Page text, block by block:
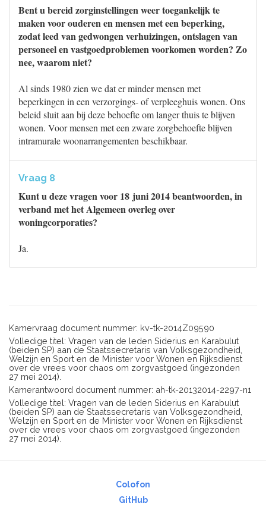
Bent u bereid zorginstellingen weer toegankelijk te
maken voor ouderen en mensen met een beperking,
zodat leed van gedwongen verhuizingen, ontslagen van
personeel en vastgoedproblemen voorkomen worden? Zo
nee, waarom niet?
Al sinds 1980 zien we dat er minder mensen met
beperkingen in een verzorgings- of verpleeghuis wonen. Ons
beleid sluit aan bij deze behoefte om langer thuis te blijven
wonen. Voor mensen met een zware zorgbehoefte blijven
intramurale woonarrangementen beschikbaar.
Vraag 8
Kunt u deze vragen voor 18 juni 2014 beantwoorden, in
verband met het Algemeen overleg over
woningcorporaties?
Ja.
Kamervraag document nummer: kv-tk-2014Z09590
Volledige titel: Vragen van de leden Siderius en Karabulut
(beiden SP) aan de Staatssecretaris van Volksgezondheid,
Welzijn en Sport en de Minister voor Wonen en Rijksdienst
over de vrees voor chaos om zorgvastgoed (ingezonden
27 mei 2014).
Kamerantwoord document nummer: ah-tk-20132014-2297-n1
Volledige titel: Vragen van de leden Siderius en Karabulut
(beiden SP) aan de Staatssecretaris van Volksgezondheid,
Welzijn en Sport en de Minister voor Wonen en Rijksdienst
over de vrees voor chaos om zorgvastgoed (ingezonden
27 mei 2014).
Colofon
GitHub